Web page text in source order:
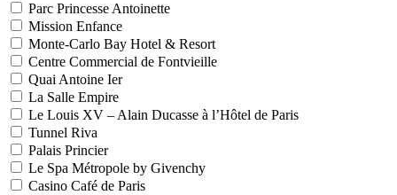
Parc Princesse Antoinette
Mission Enfance
Monte-Carlo Bay Hotel & Resort
Centre Commercial de Fontvieille
Quai Antoine Ier
La Salle Empire
Le Louis XV – Alain Ducasse à l’Hôtel de Paris
Tunnel Riva
Palais Princier
Le Spa Métropole by Givenchy
Casino Café de Paris